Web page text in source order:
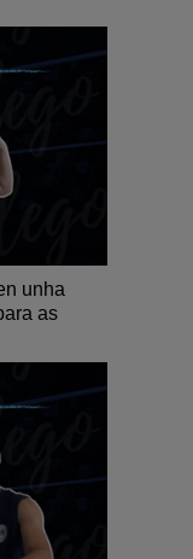
unha
as